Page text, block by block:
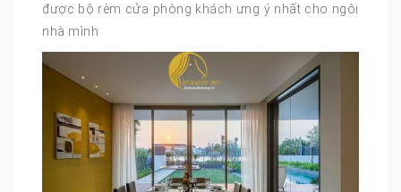
được bộ rèm cửa phòng khách ưng ý nhất cho ngôi
nhà mình